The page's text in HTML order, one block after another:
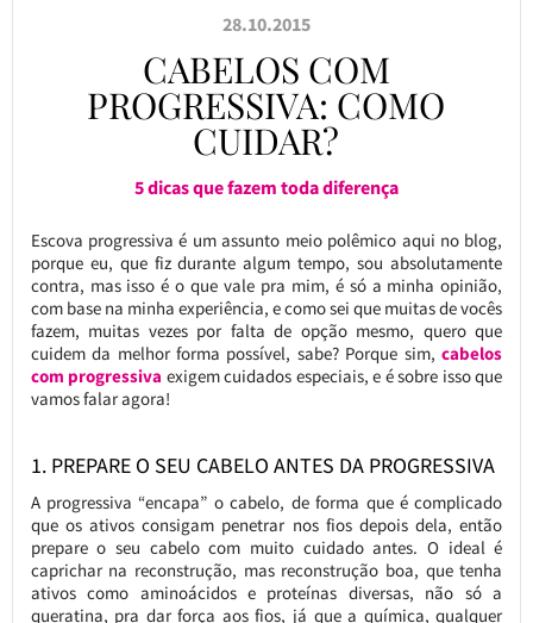
28.10.2015
CABELOS COM
PROGRESSIVA: COMO
CUIDAR?
5 dicas que fazem toda diferença
Escova progressiva é um assunto meio polêmico aqui no blog,
porque eu, que fiz durante algum tempo, sou absolutamente
contra, mas isso é o que vale pra mim, é só a minha opinião,
com base na minha experiência, e como sei que muitas de vocês
fazem, muitas vezes por falta de opção mesmo, quero que
cuidem da melhor forma possível, sabe? Porque sim,cabelos
com progressiva exigem cuidados especiais, e é sobre isso que
vamos falar agora!
1. PREPARE O SEU CABELO ANTES DA PROGRESSIVA
A progressiva “encapa” o cabelo, de forma que é complicado
que os ativos consigam penetrar nos fios depois dela, então
prepare o seu cabelo com muito cuidado antes. O ideal é
caprichar na reconstrução, mas reconstrução boa, que tenha
ativos como aminoácidos e proteínas diversas, não só a
queratina, pra dar força aos fios, já que a química, qualquer